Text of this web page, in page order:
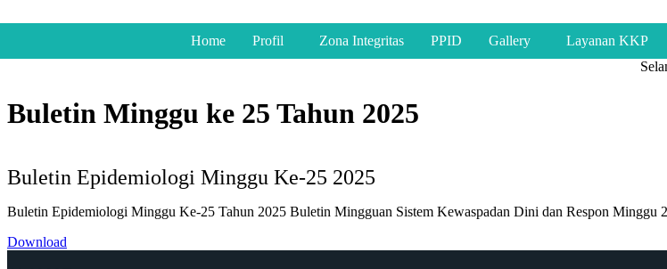
Home Profil Zona Integritas PPID Gallery Layanan KKP
Buletin Minggu ke 25 Tahun 2025
Buletin Epidemiologi Minggu Ke-25 2025
Buletin Epidemiologi Minggu Ke-25 Tahun 2025 Buletin Mingguan Sistem Kewaspadan Dini dan Respon Minggu
Download